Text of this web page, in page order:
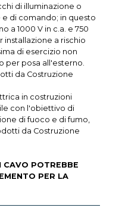
di illuminazione o
di comando; in questo
a 1000 V in c.a. e 750
installazione a rischio
di esercizio non
per posa all'esterno.
da Costruzione
in costruzioni
con l'obiettivo di
di fuoco e di fumo,
da Costruzione
CAVO POTREBBE
PER LA